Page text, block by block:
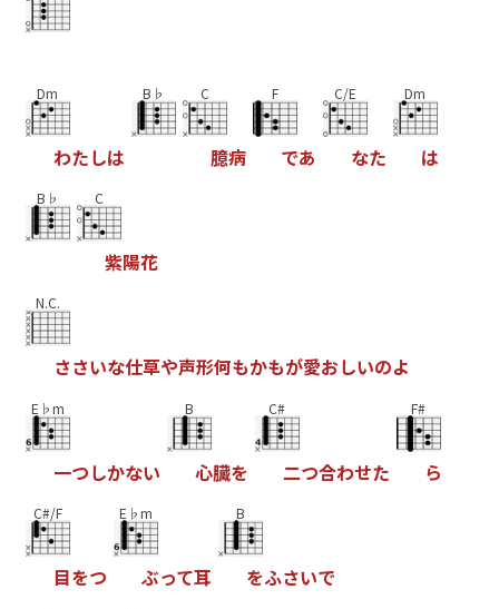
Dm
わたしは
B♭ C
臆病
F
であ
C/E
なた
Dm
は
B♭ C
紫陽花
N.C.
ささいな仕草や声形何もかもが愛おしいのよ
E♭m
一つしかない
B
心臓を
C#
二つ合わせた
F#
ら
C#/F
目をつ
E♭m
ぶって耳
B
をふさいで